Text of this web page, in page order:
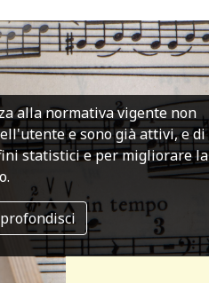
alla normativa vigente non
e sono già attivi, e di
statistici e per migliorare la